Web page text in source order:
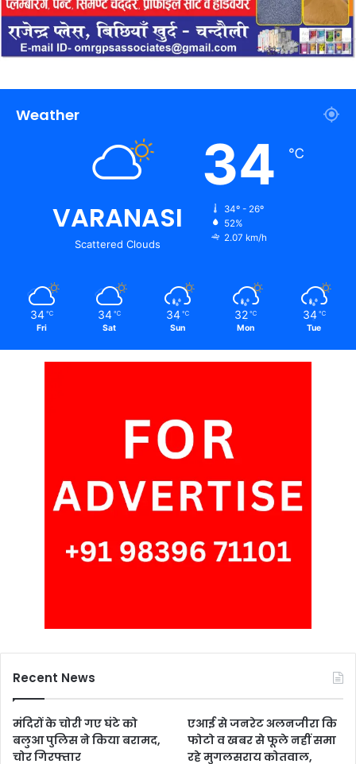
Weather
VARANASI
Scattered Clouds
34 ℃
34º - 26º
52%
2.07 km/h
34 ℃
Fri
34 ℃
Sat
34 ℃
Sun
32 ℃
Mon
34 ℃
Tue
Recent News
मंदिरों के चोरी गए घंटे को
बलुआ पुलिस ने किया बरामद,
चोर गिरफ्तार
एआई से जनरेट अलनजीरा कि
फोटो व खबर से फूले नहीं समा
रहे मुगलसराय कोतवाल,